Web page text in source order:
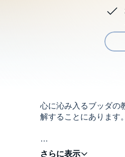
心に沁み入るブッダの
解することにあります。
「あなたは、ふだん、